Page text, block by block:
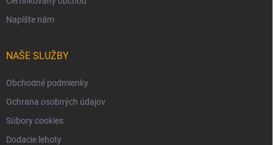
Napíšte nám
NAŠE SLUŽBY
Obchodné podmienky
Ochrana osobných údajov
Súbory cookies
Dodacie lehoty